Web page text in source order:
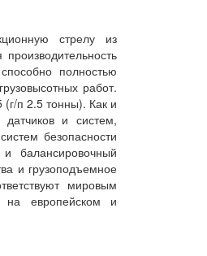
стрелу из
полностью
работ.
п 2.5 тонны). Как и
и систем,
безопасности
балансировочный
и грузоподъемное
мировым
на европейском и